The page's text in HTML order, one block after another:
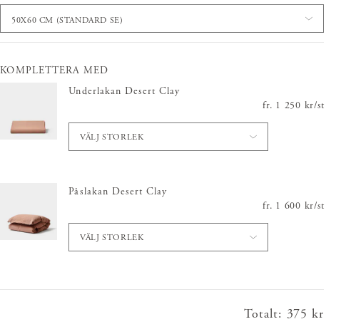
50X60 CM (STANDARD SE)
KOMPLETTERA MED
Underlakan Desert Clay
fr. Pris:1 250 kr
1 250 kr/st
VÄLJ STORLEK
Påslakan Desert Clay
fr. Pris:1 600 kr
1 600 kr/st
VÄLJ STORLEK
Totalt: Pris :
375 kr